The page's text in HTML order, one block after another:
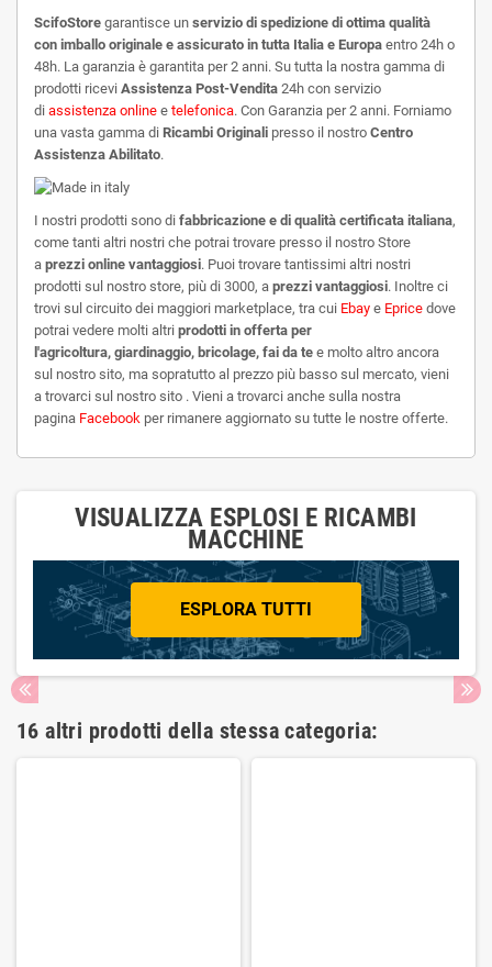
ScifoStore garantisce un servizio di spedizione di ottima qualità
con imballo originale e assicurato in tutta Italia e Europa entro 24h o
48h. La garanzia è garantita per 2 anni. Su tutta la nostra gamma di
prodotti ricevi Assistenza Post-Vendita 24h con servizio
di assistenza online e telefonica. Con Garanzia per 2 anni. Forniamo
una vasta gamma di Ricambi Originali presso il nostro Centro
Assistenza Abilitato.
I nostri prodotti sono di fabbricazione e di qualità certificata italiana,
come tanti altri nostri che potrai trovare presso il nostro Store
a prezzi online vantaggiosi. Puoi trovare tantissimi altri nostri
prodotti sul nostro store, più di 3000, a prezzi vantaggiosi. Inoltre ci
trovi sul circuito dei maggiori marketplace, tra cui Ebay e Eprice dove
potrai vedere molti altri prodotti in offerta per
l'agricoltura, giardinaggio, bricolage, fai da te e molto altro ancora
sul nostro sito, ma sopratutto al prezzo più basso sul mercato, vieni
a trovarci sul nostro sito . Vieni a trovarci anche sulla nostra
pagina Facebook per rimanere aggiornato su tutte le nostre offerte.
VISUALIZZA ESPLOSI E RICAMBI
MACCHINE
ESPLORA TUTTI
16 altri prodotti della stessa categoria: